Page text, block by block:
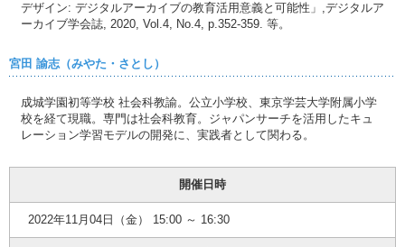
デザイン: デジタルアーカイブの教育活用意義と可能性」,デジタルア
ーカイブ学会誌, 2020, Vol.4, No.4, p.352-359. 等。
宮田 諭志（みやた・さとし）
成城学園初等学校 社会科教諭。公立小学校、東京学芸大学附属小学
校を経て現職。専門は社会科教育。ジャパンサーチを活用したキュ
レーション学習モデルの開発に、実践者として関わる。
開催日時
2022年11月04日（金） 15:00 ～ 16:30